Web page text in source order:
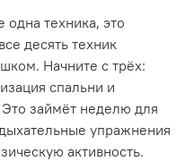
одна техника, это
десять техник
Начните с трёх:
спальни и
займёт неделю для
упражнения
активность.